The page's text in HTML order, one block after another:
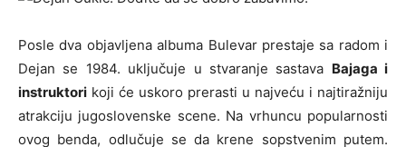
Posle dva objavljena albuma Bulevar prestaje sa radom i
Dejan se 1984. uključuje u stvaranje sastava Bajaga i
instruktori koji će uskoro prerasti u najveću i najtiražniju
atrakciju jugoslovenske scene. Na vrhuncu popularnosti
ovog benda, odlučuje se da krene sopstvenim putem.